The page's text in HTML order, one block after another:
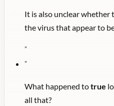
It is also unclear whether
the virus that appear to
"
"
What happened totrue
all that?